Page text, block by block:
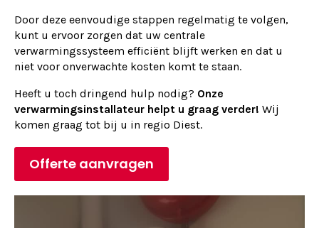
Door deze eenvoudige stappen regelmatig te volgen,
kunt u ervoor zorgen dat uw centrale
verwarmingssysteem efficiënt blijft werken en dat u
niet voor onverwachte kosten komt te staan.
Heeft u toch dringend hulp nodig? Onze
verwarmingsinstallateur helpt u graag verder! Wij
komen graag tot bij u in regio Diest.
Offerte aanvragen